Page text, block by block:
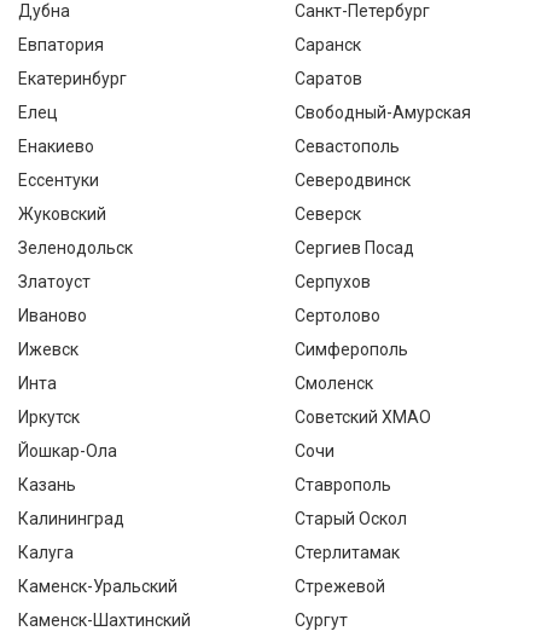
Дубна
Евпатория
Екатеринбург
Елец
Енакиево
Ессентуки
Жуковский
Зеленодольск
Златоуст
Иваново
Ижевск
Инта
Иркутск
Йошкар-Ола
Казань
Калининград
Калуга
Каменск-Уральский
Каменск-Шахтинский
Санкт-Петербург
Саранск
Саратов
Свободный-Амурская
Севастополь
Северодвинск
Северск
Сергиев Посад
Серпухов
Сертолово
Симферополь
Смоленск
Советский ХМАО
Сочи
Ставрополь
Старый Оскол
Стерлитамак
Стрежевой
Сургут